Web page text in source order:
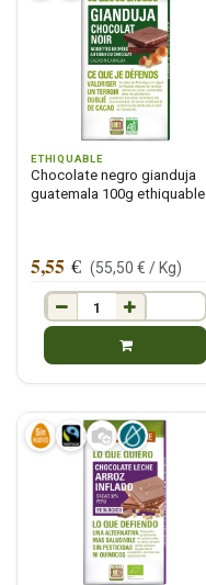
ETHIQUABLE
Chocolate negro gianduja
guatemala 100g ethiquable
5,55 € (55,50 € / Kg)